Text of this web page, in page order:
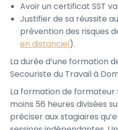
Avoir un certificat SST
Justifier de sa réussite
prévention des risques
en distanciel).
La durée d’une formation
Secouriste du Travail à
La formation de formateur
moins 56 heures divisées
préciser aux stagiaires